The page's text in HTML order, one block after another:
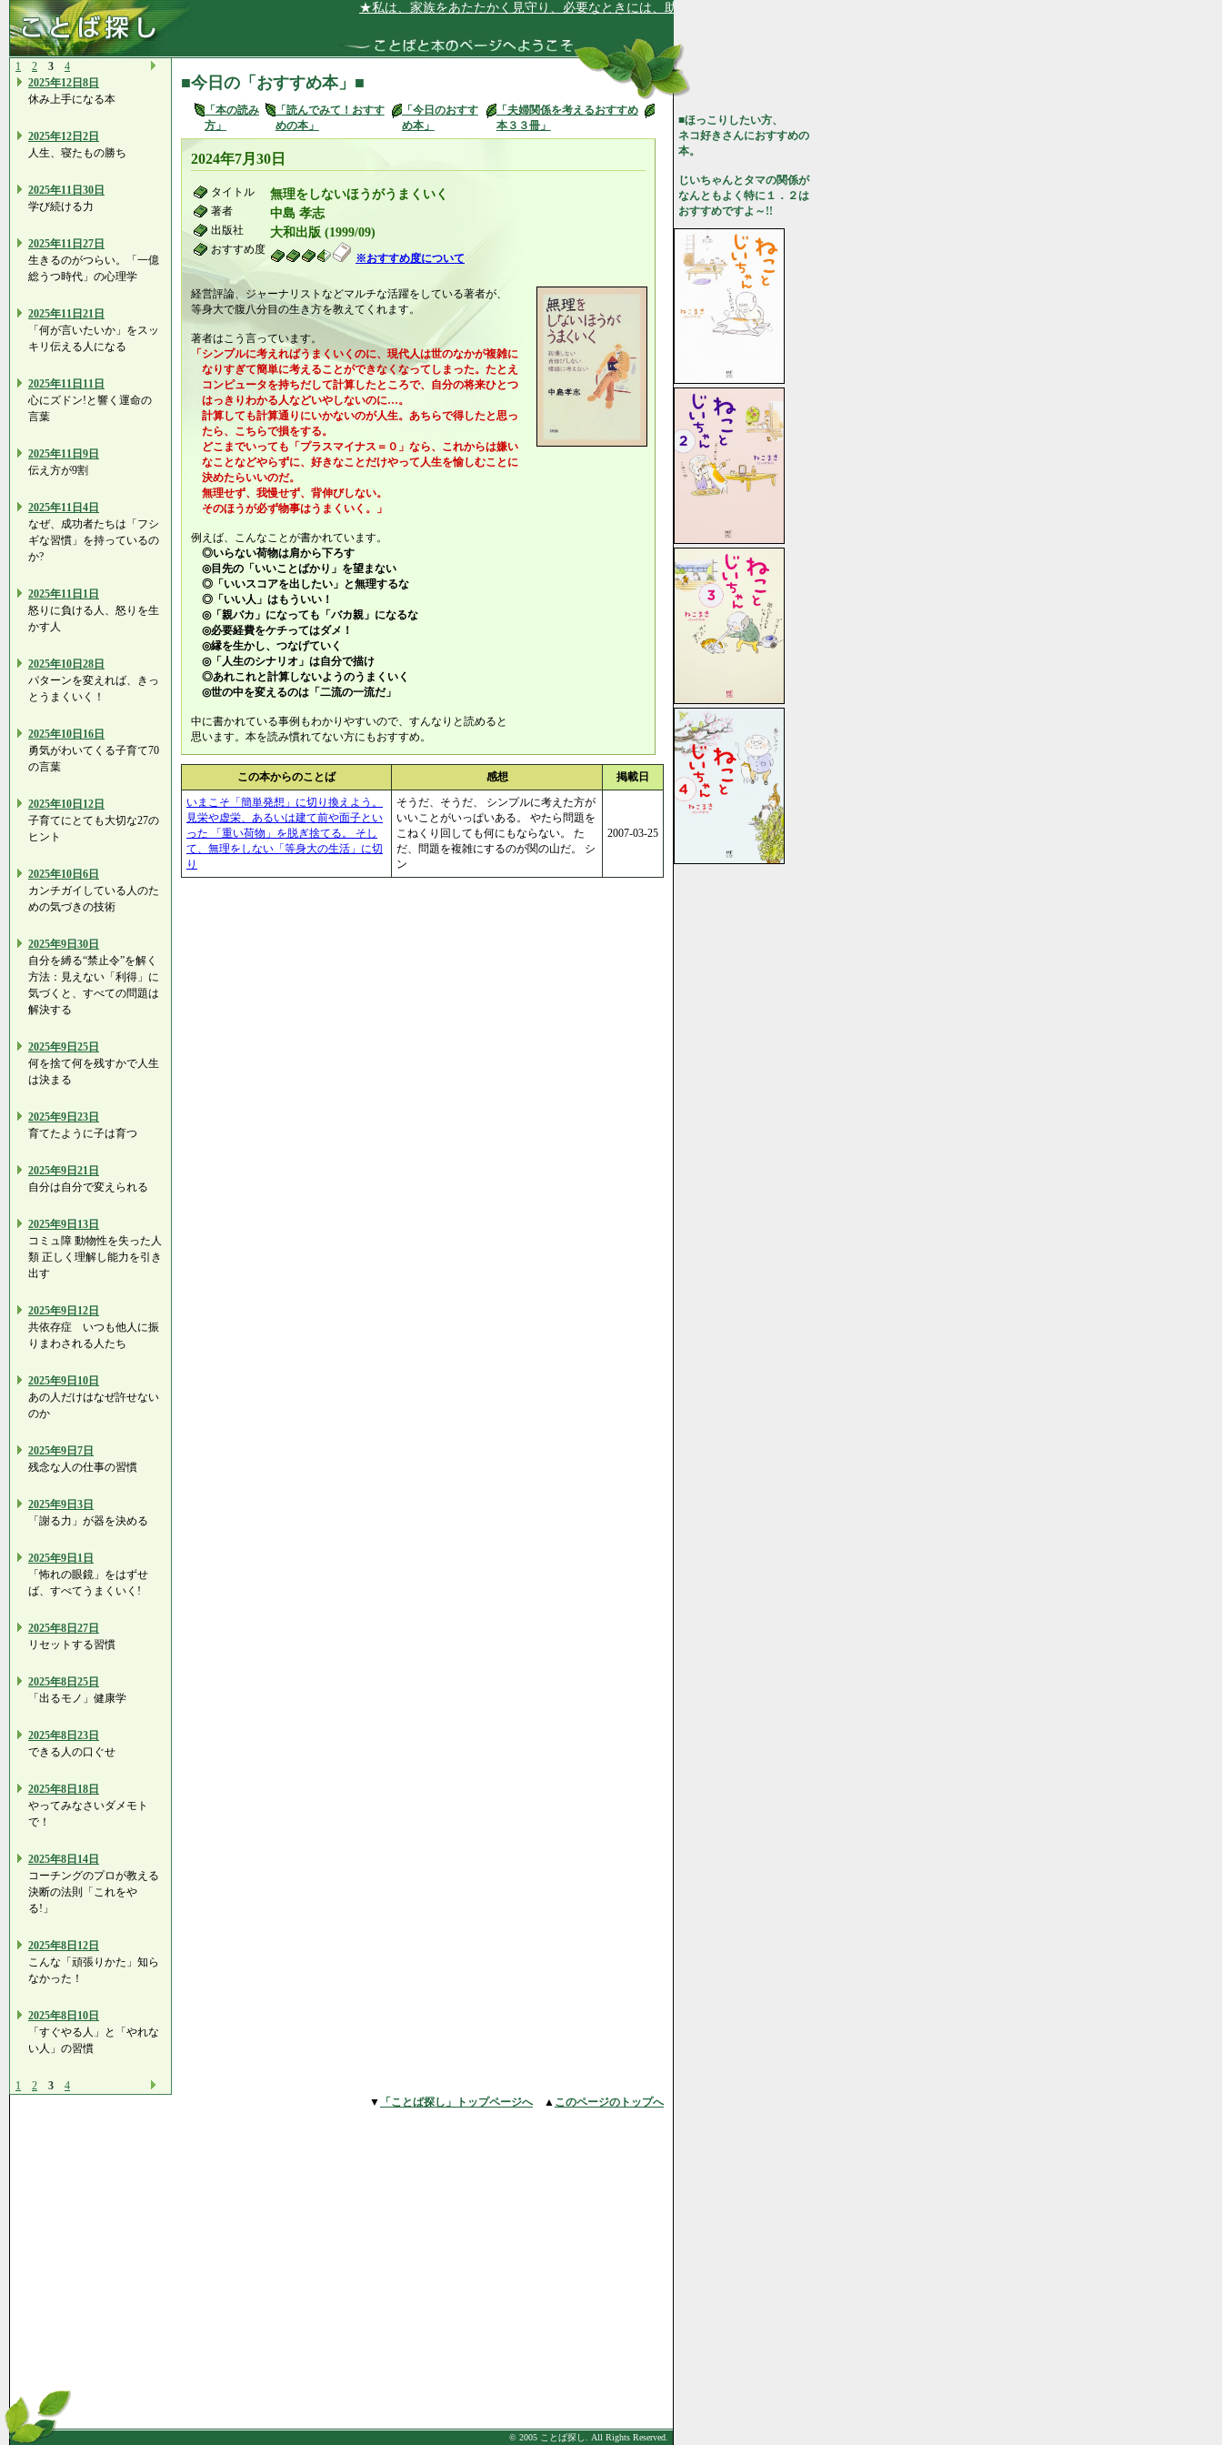
★私は、家族をあたたかく見守り、必要なときには、助けることができます★
1 2 3
4
2025年12日8日
休み上手になる本
2025年12日2日
人生、寝たもの勝ち
2025年11日30日
学び続ける力
2025年11日27日
生きるのがつらい。「一億
総うつ時代」の心理学
2025年11日21日
「何が言いたいか」をスッ
キリ伝える人になる
2025年11日11日
心にズドン!と響く運命の
言葉
2025年11日9日
伝え方が9割
2025年11日4日
なぜ、成功者たちは「フシ
ギな習慣」を持っているの
か?
2025年11日1日
怒りに負ける人、怒りを生
かす人
2025年10日28日
パターンを変えれば、きっ
とうまくいく！
2025年10日16日
勇気がわいてくる子育て70
の言葉
2025年10日12日
子育てにとても大切な27の
ヒント
2025年10日6日
カンチガイしている人のた
めの気づきの技術
2025年9日30日
自分を縛る“禁止令”を解く
方法：見えない「利得」に
気づくと、すべての問題は
解決する
2025年9日25日
何を捨て何を残すかで人生
は決まる
2025年9日23日
育てたように子は育つ
2025年9日21日
自分は自分で変えられる
2025年9日13日
コミュ障 動物性を失った人
類 正しく理解し能力を引き
出す
2025年9日12日
共依存症 いつも他人に振
りまわされる人たち
2025年9日10日
あの人だけはなぜ許せない
のか
2025年9日7日
残念な人の仕事の習慣
2025年9日3日
「謝る力」が器を決める
2025年9日1日
「怖れの眼鏡」をはずせ
ば、すべてうまくいく!
2025年8日27日
リセットする習慣
2025年8日25日
「出るモノ」健康学
2025年8日23日
できる人の口ぐせ
2025年8日18日
やってみなさいダメモト
で！
2025年8日14日
コーチングのプロが教える
決断の法則「これをや
る!」
2025年8日12日
こんな「頑張りかた」知ら
なかった！
2025年8日10日
「すぐやる人」と「やれな
い人」の習慣
1 2 3 4
■今日の「おすすめ本」■
「本の読み
方」
「読んでみて！おすす
めの本」
「今日のおすす
め本」
「夫婦関係を考えるおすすめ
本３３冊」
2024年7月30日
タイトル 無理をしないほうがうまくいく
著者 中島 孝志
出版社 大和出版 (1999/09)
おすすめ度
※おすすめ度について
経営評論、ジャーナリストなどマルチな活躍をしている著者が、
等身大で腹八分目の生き方を教えてくれます。
著者はこう言っています。
「シンプルに考えればうまくいくのに、現代人は世のなかが複雑に
なりすぎて簡単に考えることができなくなってしまった。たとえ
コンピュータを持ちだして計算したところで、自分の将来ひとつ
はっきりわかる人などいやしないのに…。
計算しても計算通りにいかないのが人生。あちらで得したと思っ
たら、こちらで損をする。
どこまでいっても「プラスマイナス＝０」なら、これからは嫌い
なことなどやらずに、好きなことだけやって人生を愉しむことに
決めたらいいのだ。
無理せず、我慢せず、背伸びしない。
そのほうが必ず物事はうまくいく。」
例えば、こんなことが書かれています。
◎いらない荷物は肩から下ろす
◎目先の「いいことばかり」を望まない
◎「いいスコアを出したい」と無理するな
◎「いい人」はもういい！
◎「親バカ」になっても「バカ親」になるな
◎必要経費をケチってはダメ！
◎縁を生かし、つなげていく
◎「人生のシナリオ」は自分で描け
◎あれこれと計算しないようのうまくいく
◎世の中を変えるのは「二流の一流だ」
中に書かれている事例もわかりやすいので、すんなりと読めると
思います。本を読み慣れてない方にもおすすめ。
この本からのことば 感想
掲載日
いまこそ「簡単発想」に切り換えよう。
見栄や虚栄、あるいは建て前や面子とい
った 「重い荷物」を脱ぎ捨てる。 そし
て、無理をしない「等身大の生活」に切
り
そうだ、そうだ、 シンプルに考えた方が
いいことがいっぱいある。 やたら問題を
こねくり回しても何にもならない。 た
だ、問題を複雑にするのが関の山だ。 シ
ン
2007-03-25
■ほっこりしたい方、
ネコ好きさんにおすすめの
本。
じいちゃんとタマの関係が
なんともよく特に１．２は
おすすめですよ～!!
▼ 「ことば探し」トップページへ▲ このページのトップへ
© 2005 ことば探し. All Rights Reserved.